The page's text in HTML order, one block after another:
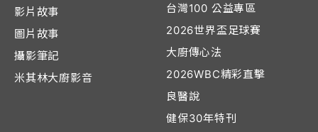
影片故事
圖片故事
攝影筆記
米其林大廚影音
台灣100 公益專區
2026世界盃足球賽
大廚傳心法
2026WBC精彩直擊
良醫說
健保30年特刊